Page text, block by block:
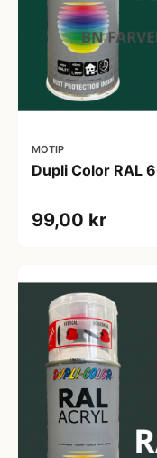
MOTIP
Dupli Color RAL
99,00 kr